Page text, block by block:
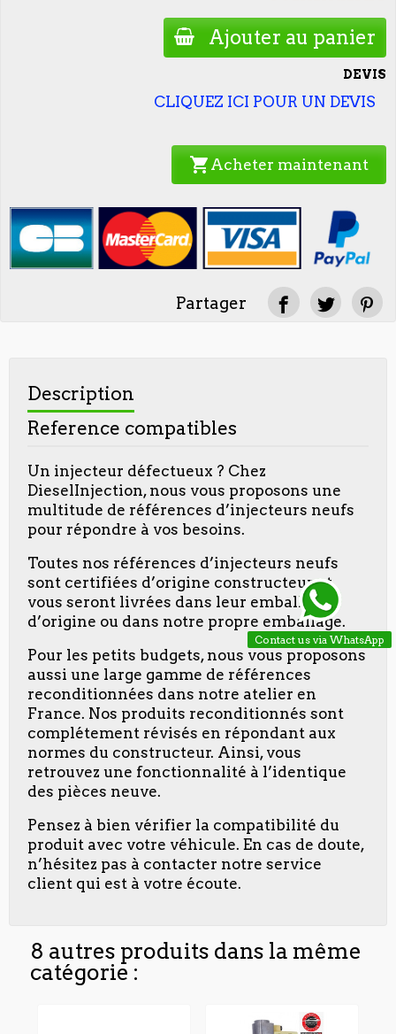
Ajouter au panier
DEVIS
CLIQUEZ ICI POUR UN DEVIS
shopping_cart Acheter maintenant
Partager
Description
Reference compatibles
Un injecteur défectueux ? Chez
DieselInjection, nous vous proposons une
multitude de références d’injecteurs neufs
pour répondre à vos besoins.
Toutes nos références d’injecteurs neufs
sont certifiées d’origine constructeur et
vous seront livrées dans leur emballage
d’origine ou dans notre propre emballage.
Pour les petits budgets, nous vous proposons
aussi une large gamme de références
reconditionnées dans notre atelier en
France. Nos produits reconditionnés sont
complétement révisés en répondant aux
normes du constructeur. Ainsi, vous
retrouvez une fonctionnalité à l’identique
des pièces neuve.
Pensez à bien vérifier la compatibilité du
produit avec votre véhicule. En cas de doute,
n’hésitez pas à contacter notre service
client qui est à votre écoute.
8 autres produits dans la même
catégorie :
Contact us via WhatsApp